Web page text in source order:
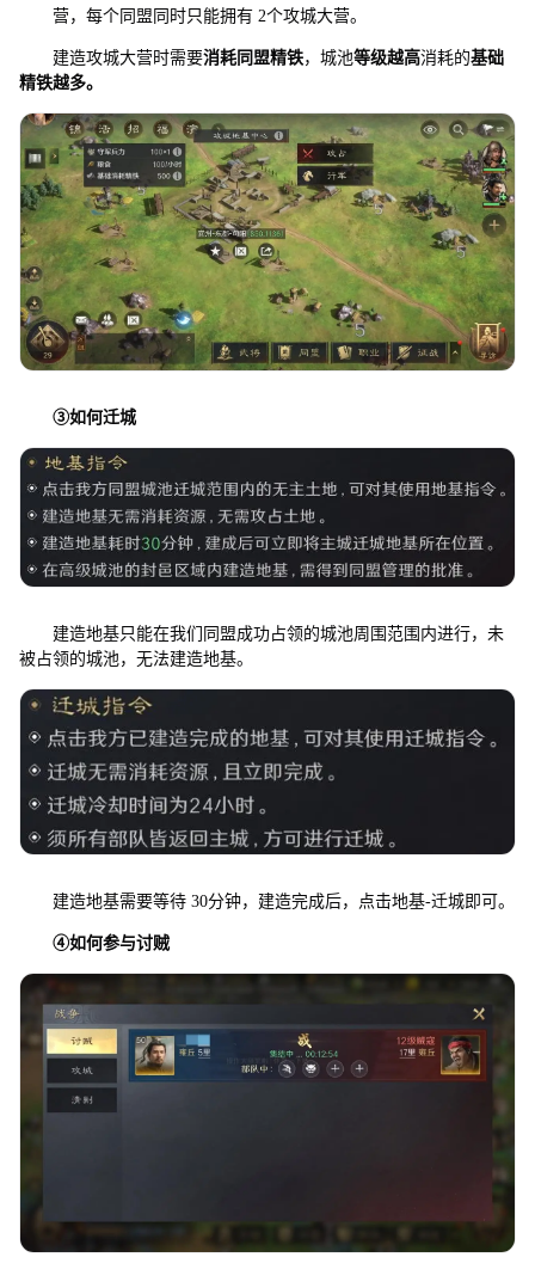
营，每个同盟同时只能拥有 2个攻城大营。
建造攻城大营时需要消耗同盟精铁，城池等级越高消耗的基础
精铁越多。
③如何迁城
建造地基只能在我们同盟成功占领的城池周围范围内进行，未
被占领的城池，无法建造地基。
建造地基需要等待 30分钟，建造完成后，点击地基-迁城即可。
④如何参与讨贼